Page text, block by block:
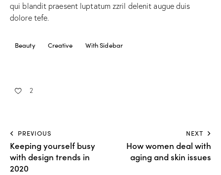
qui blandit praesent luptatum zzril delenit augue duis
dolore tefe.
Beauty Creative With Sidebar
2
PREVIOUS
Keeping yourself busy
with design trends in
2020
NEXT
How women deal with
aging and skin issues